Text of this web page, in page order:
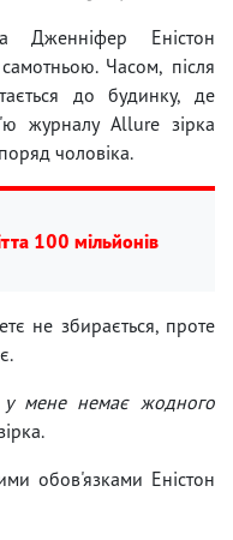
Дженніфер Еністон
Часом, після
до будинку, де
журналу Allure зірка
поряд чоловіка.
100 мільйонів
не збирається, проте
у мене немає жодного
обов'язками Еністон